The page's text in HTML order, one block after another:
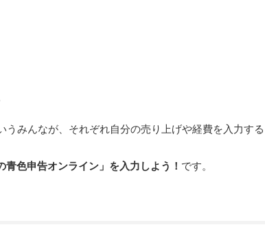
うみんなが、それぞれ自分の売り上げや経費を入力する
青色申告オンライン」を入力しよう！ です。